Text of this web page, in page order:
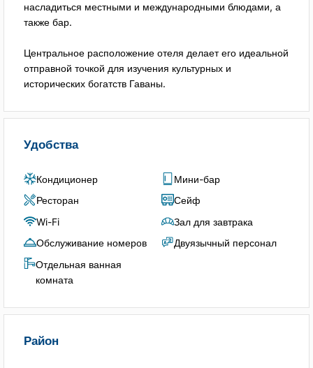
насладиться местными и международными блюдами, а
также бар.
Центральное расположение отеля делает его идеальной
отправной точкой для изучения культурных и
исторических богатств Гаваны.
Удобства
Кондиционер
Ресторан
Wi-Fi
Обслуживание номеров
Отдельная ванная
комната
Мини-бар
Сейф
Зал для завтрака
Двуязычный персонал
Район